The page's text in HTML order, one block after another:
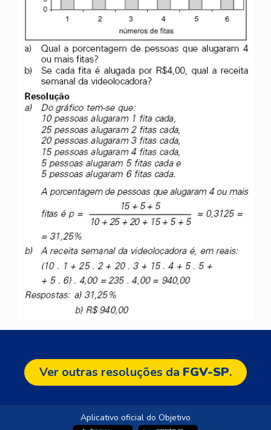
Ver outras resoluções da FGV-SP.
Aplicativo oficial do Objetivo